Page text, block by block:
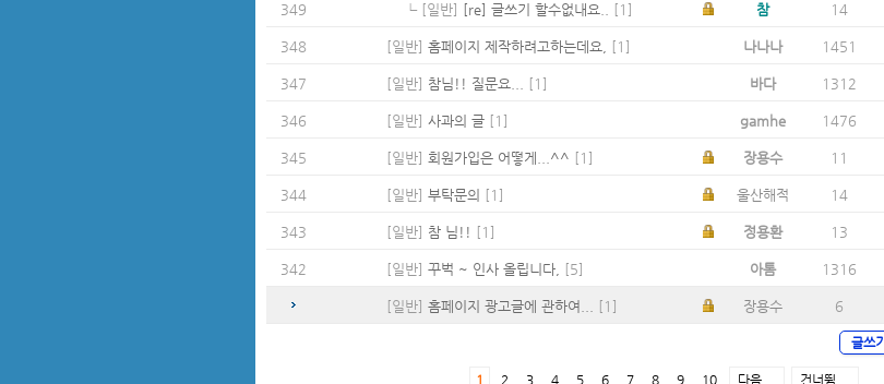
349 ┗ [일반] [re] 글쓰기 할수없내요.. [1] 참 14
348 [일반] 홈페이지 제작하려고하는데요, [1] 나나나 1451
347 [일반] 참님!! 질문요... [1] 바다 1312
346 [일반] 사과의 글 [1] gamhe 1476
345 [일반] 회원가입은 어떻게...^^ [1] 장용수 11
344 [일반] 부탁문의 [1] 울산해적 14
343 [일반] 참 님!! [1] 정용환 13
342 [일반] 꾸벅 ~ 인사 올립니다, [5] 아톰 1316
[일반] 홈페이지 광고글에 관하여... [1] 장용수 6
글쓰기
1 2 3 4 5 6 7 8 9 10 다음 건너뜀